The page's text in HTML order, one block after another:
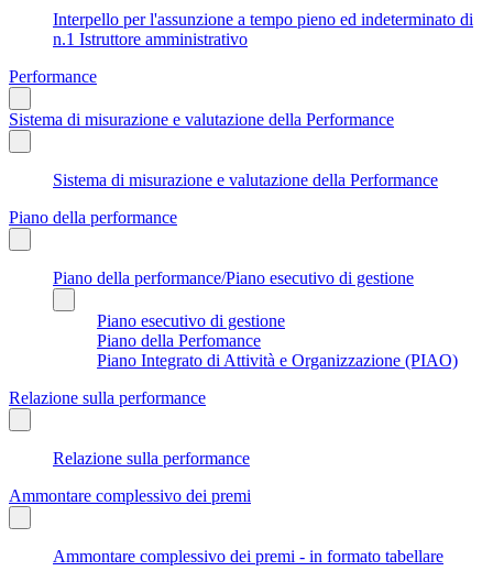
Interpello per l'assunzione a tempo pieno ed indeterminato di
n.1 Istruttore amministrativo
Performance
Sistema di misurazione e valutazione della Performance
Sistema di misurazione e valutazione della Performance
Piano della performance
Piano della performance/Piano esecutivo di gestione
Piano esecutivo di gestione
Piano della Perfomance
Piano Integrato di Attività e Organizzazione (PIAO)
Relazione sulla performance
Relazione sulla performance
Ammontare complessivo dei premi
Ammontare complessivo dei premi - in formato tabellare